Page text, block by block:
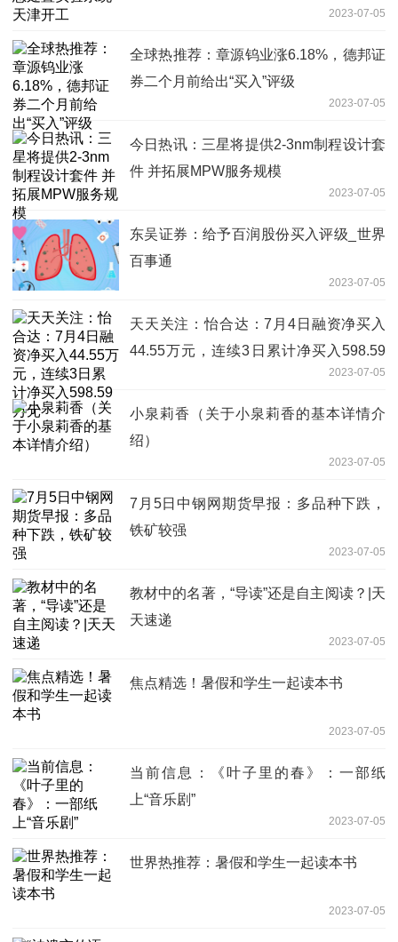
2023-07-05
全球热推荐：章源钨业涨6.18%，德邦证
券二个月前给出“买入”评级
2023-07-05
今日热讯：三星将提供2-3nm制程设计套
件 并拓展MPW服务规模
2023-07-05
东吴证券：给予百润股份买入评级_世界
百事通
2023-07-05
天天关注：怡合达：7月4日融资净买入
44.55万元，连续3日累计净买入598.59
2023-07-05
小泉莉香（关于小泉莉香的基本详情介
绍）
2023-07-05
7月5日中钢网期货早报：多品种下跌，
铁矿较强
2023-07-05
教材中的名著，“导读”还是自主阅读？|天
天速递
2023-07-05
焦点精选！暑假和学生一起读本书
2023-07-05
当前信息：《叶子里的春》：一部纸
上“音乐剧”
2023-07-05
世界热推荐：暑假和学生一起读本书
2023-07-05